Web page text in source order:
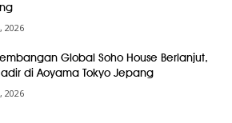
2026
Global Soho House Berlanjut,
di Aoyama Tokyo Jepang
2026